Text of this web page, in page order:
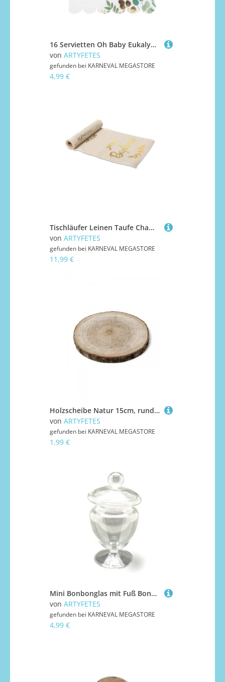
16 Servietten Oh Baby Eukalyptus 33 x 33 cm
von ARTYFETES
gefunden bei KARNEVAL MEGASTORE
4,99 €
Tischläufer Leinen Taufe Champagner 28 cm x 5 m mit Lorbeeren
von ARTYFETES
gefunden bei KARNEVAL MEGASTORE
11,99 €
Holzscheibe Natur 15cm, rund, naturbelassen, 13–17 cm
von ARTYFETES
gefunden bei KARNEVAL MEGASTORE
1,99 €
Mini Bonbonglas mit Fuß Bonbonniere 12 cm
von ARTYFETES
gefunden bei KARNEVAL MEGASTORE
4,99 €